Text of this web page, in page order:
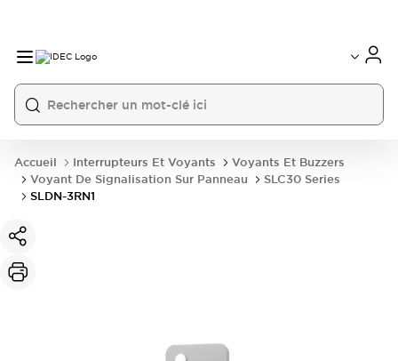
Accueil Interrupteurs Et Voyants
Voyants Et Buzzers
Voyant De Signalisation Sur Panneau
SLC30 Series
SLDN-3RN1